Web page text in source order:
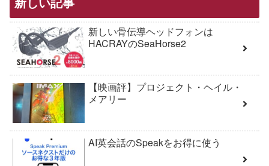
新しい骨伝導ヘッドフォンは
HACRAYのSeaHorse2
【映画評】プロジェクト・ヘイル・
メアリー
AI英会話のSpeakをお得に使う